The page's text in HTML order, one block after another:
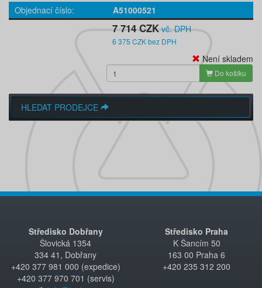
Objednací číslo
A51000521
7 714 CZK vč. DPH
6 375 CZK bez DPH
Není skladem
Do košíku
HLEDAT PRODEJCE
Středisko Dobřany
Šlovická 1354
334 41, Dobřany
+420 377 981 000 (expedice)
+420 377 970 701 (servis)
Středisko Praha
K Šancím 50
163 00 Praha 6
+420 235 312 200